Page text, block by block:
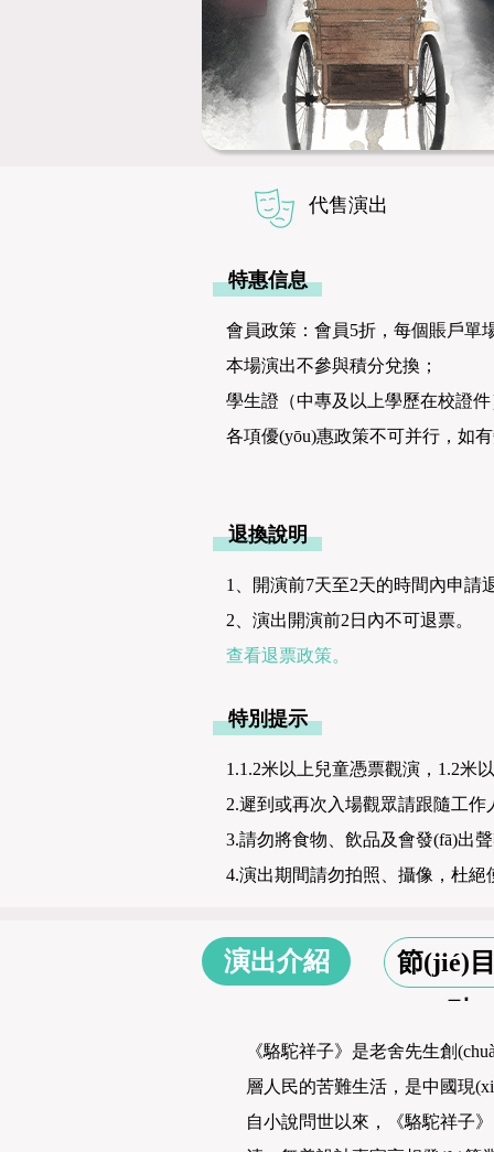
代售演出
特惠信息
會員政策：會員5折，每個賬戶單場
本場演出不參與積分兌換；
學生證（中專及以上學歷在校證件）
各項優(yōu)惠政策不可并行，如
退換說明
1、開演前7天至2天的時間內申請退
2、演出開演前2日內不可退票。
查看退票政策。
特別提示
1.1.2米以上兒童憑票觀演，1.2米以
2.遲到或再次入場觀眾請跟隨工作
3.請勿將食物、飲品及會發(fā)出
4.演出期間請勿拍照、攝像，杜
演出介紹
節(jié)
點
《駱駝祥子》是老舍先生創
層人民的苦難生活，是中國現
自小說問世以來，《駱駝祥子